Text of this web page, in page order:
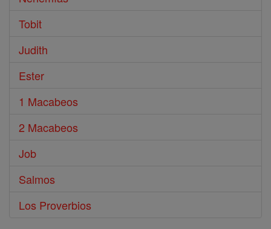
Tobit
Judith
Ester
1 Macabeos
2 Macabeos
Job
Salmos
Los Proverbios